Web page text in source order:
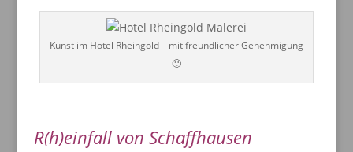
Kunst im Hotel Rheingold – mit freundlicher Genehmigung
🙂
R(h)einfall von Schaffhausen